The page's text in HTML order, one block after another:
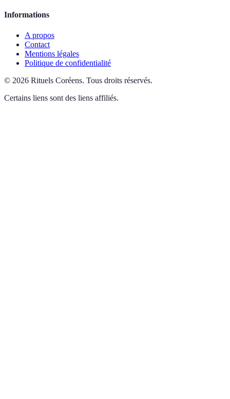
Informations
A propos
Contact
Mentions légales
Politique de confidentialité
© 2026 Rituels Coréens. Tous droits réservés.
Certains liens sont des liens affiliés.